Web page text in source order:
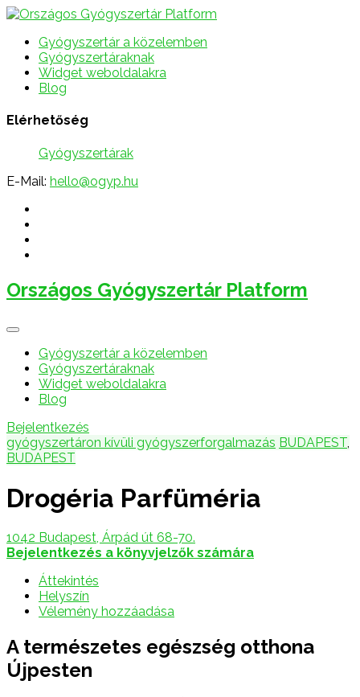
Gyógyszertár a közelemben
Gyógyszertáraknak
Widget weboldalakra
Blog
Elérhetőség
Gyógyszertárak
E-Mail: hello@ogyp.hu
Országos Gyógyszertár Platform
Gyógyszertár a közelemben
Gyógyszertáraknak
Widget weboldalakra
Blog
Bejelentkezés
gyógyszertáron kívüli gyógyszerforgalmazás BUDAPEST,
BUDAPEST
Drogéria Parfüméria
1042 Budapest, Árpád út 68-70.
Bejelentkezés a könyvjelzők számára
Áttekintés
Helyszín
Vélemény hozzáadása
A természetes egészség otthona
Újpesten